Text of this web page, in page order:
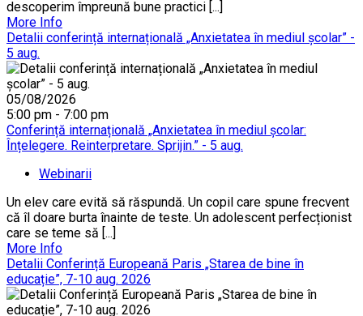
descoperim împreună bune practici [...]
More Info
Detalii conferință internațională „Anxietatea în mediul școlar” -
5 aug.
05/08/2026
5:00 pm - 7:00 pm
Conferință internațională „Anxietatea în mediul școlar:
Înțelegere. Reinterpretare. Sprijin.” - 5 aug.
Webinarii
Un elev care evită să răspundă. Un copil care spune frecvent
că îl doare burta înainte de teste. Un adolescent perfecționist
care se teme să [...]
More Info
Detalii Conferință Europeană Paris „Starea de bine în
educație”, 7-10 aug. 2026